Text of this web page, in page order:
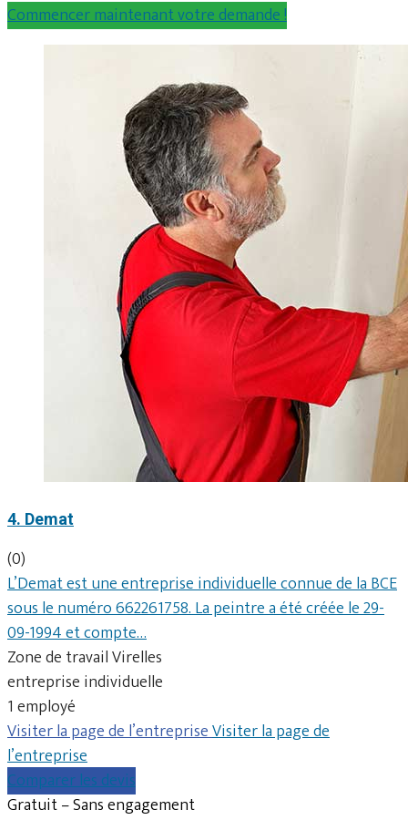
Commencer maintenant votre demande !
4. Demat
(0)
L’Demat est une entreprise individuelle connue de la BCE
sous le numéro 662261758. La peintre a été créée le 29-
09-1994 et compte…
Zone de travail Virelles
entreprise individuelle
1 employé
Visiter la page de l’entrepriseVisiter la page de
l’entreprise
Comparer les devis
Gratuit – Sans engagement